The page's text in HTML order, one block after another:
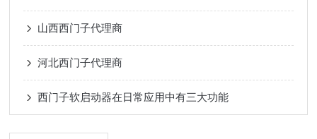
山西西门子代理商
河北西门子代理商
西门子软启动器在日常应用中有三大功能